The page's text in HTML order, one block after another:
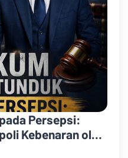
Persepsi:
Kebenaran oleh